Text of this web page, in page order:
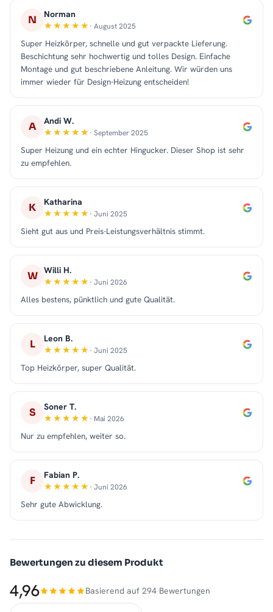
N Norman
· August 2025
Super Heizkörper, schnelle und gut verpackte Lieferung.
Beschichtung sehr hochwertig und tolles Design. Einfache
Montage und gut beschriebene Anleitung. Wir würden uns
immer wieder für Design-Heizung entscheiden!
A Andi W.
· September 2025
Super Heizung und ein echter Hingucker. Dieser Shop ist sehr
zu empfehlen.
K Katharina
· Juni 2025
Sieht gut aus und Preis-Leistungsverhältnis stimmt.
W Willi H.
· Juni 2026
Alles bestens, pünktlich und gute Qualität.
L Leon B.
· Juni 2025
Top Heizkörper, super Qualität.
S Soner T.
· Mai 2026
Nur zu empfehlen, weiter so.
F Fabian P.
· Juni 2026
Sehr gute Abwicklung.
Bewertungen zu diesem Produkt
4,96 Basierend auf 294 Bewertungen